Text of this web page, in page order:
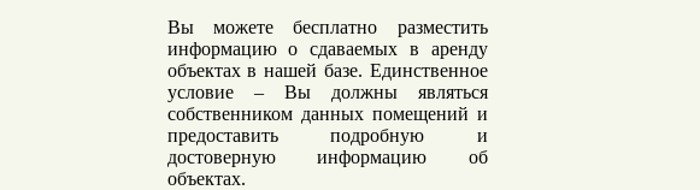
Вы можете бесплатно разместить
информацию о сдаваемых в аренду
объектах в нашей базе. Единственное
условие – Вы должны являться
собственником данных помещений и
предоставить подробную и
достоверную информацию об
объектах.